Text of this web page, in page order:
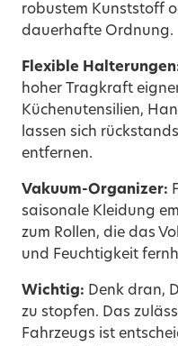
robustem Kunststoff
dauerhafte Ordnung.
Flexible
hoher Tragkraft
Küchenutensilien,
lassen sich
entfernen.
Vakuum-Organizer:
saisonale Kleidung
zum Rollen, die das
und Feuchtigkeit
Wichtig: Denk dran,
zu stopfen. Das
Fahrzeugs ist